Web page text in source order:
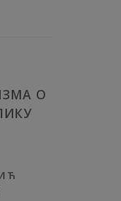
О